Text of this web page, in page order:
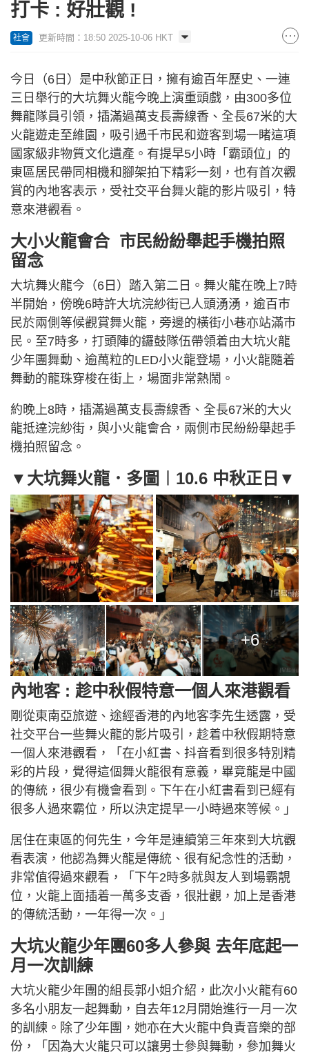
打卡 : 好壯觀 !
社會 更新時間：18:50 2025-10-06 HKT
今日（6日）是中秋節正日，擁有逾百年歷史、一連
三日舉行的大坑舞火龍今晚上演重頭戲，由300多位
舞龍隊員引領，插滿過萬支長壽線香、全長67米的大
火龍遊走至維園，吸引過千市民和遊客到場一睹這項
國家級非物質文化遺產。有提早5小時「霸頭位」的
東區居民帶同相機和腳架拍下精彩一刻，也有首次觀
賞的內地客表示，受社交平台舞火龍的影片吸引，特
意來港觀看。
大小火龍會合 市民紛紛舉起手機拍照
留念
大坑舞火龍今（6日）踏入第二日。舞火龍在晚上7時
半開始，傍晚6時許大坑浣紗街已人頭湧湧，逾百巿
民於兩側等候觀賞舞火龍，旁邊的橫街小巷亦站滿巿
民。至7時多，打頭陣的鑼鼓隊伍帶領着由大坑火龍
少年團舞動、逾萬粒的LED小火龍登場，小火龍隨着
舞動的龍珠穿梭在街上，場面非常熱鬧。
約晚上8時，插滿過萬支長壽線香、全長67米的大火
龍抵達浣紗街，與小火龍會合，兩側市民紛紛舉起手
機拍照留念。
▼大坑舞火龍．多圖︱10.6 中秋正日▼
+6
內地客 : 趁中秋假特意一個人來港觀看
剛從東南亞旅遊、途經香港的內地客李先生透露，受
社交平台一些舞火龍的影片吸引，趁着中秋假期特意
一個人來港觀看，「在小紅書、抖音看到很多特別精
彩的片段，覺得這個舞火龍很有意義，畢竟龍是中國
的傳統，很少有機會看到。下午在小紅書看到已經有
很多人過來霸位，所以決定提早一小時過來等候。」
居住在東區的何先生，今年是連續第三年來到大坑觀
看表演，他認為舞火龍是傳統、很有紀念性的活動，
非常值得過來觀看，「下午2時多就與友人到場霸靚
位，火龍上面插着一萬多支香，很壯觀，加上是香港
的傳統活動，一年得一次。」
大坑火龍少年團60多人參與 去年底起一
月一次訓練
大坑火龍少年團的組長郭小姐介紹，此次小火龍有60
多名小朋友一起舞動，自去年12月開始進行一月一次
的訓練。除了少年團，她亦在大火龍中負責音樂的部
份，「因為大火龍只可以讓男士參與舞動，參加舞火